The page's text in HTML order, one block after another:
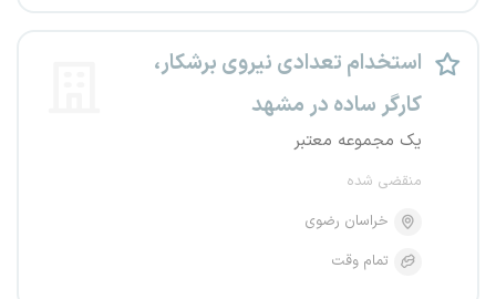
استخدام‌ تعدادی نیروی برشکار،
کارگر ساده در مشهد
یک مجموعه معتبر
منقضی شده
خراسان رضوی
تمام وقت